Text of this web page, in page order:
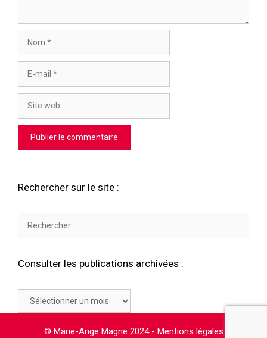
mail
web
Rechercher sur le site :
Consulter les publications archivées :
archivées© Marie-Ange Magne 2024 - Mentions légales